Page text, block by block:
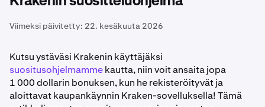
Viimeksi päivitetty: 22. kesäkuuta 2026
Kutsu ystäväsi Krakenin käyttäjäksi
suositusohjelmammekautta, niin voit ansaita jopa
1 000 dollarin bonuksen, kun he rekisteröityvät ja
aloittavat kaupankäynnin Kraken-sovelluksella! Tämä